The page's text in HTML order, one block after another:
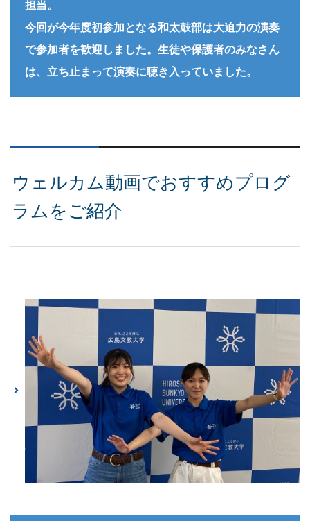
担当。
今回が今年度初参加となる和太鼓部は大迫力の演奏
で参加者を歓迎しました。生徒や保護者のみなさん
は、立ち止まって演奏に聴き入っていました。
ウェルカム動画でおすすめプログ
ラムをご紹介